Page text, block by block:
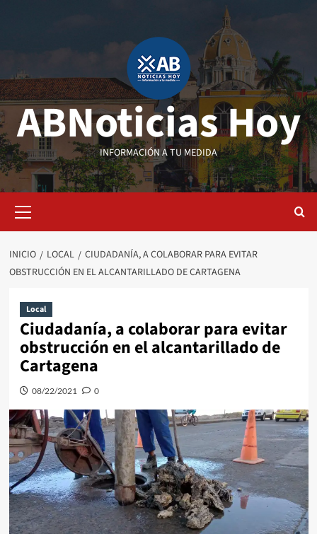
ABNoticias Hoy
INFORMACIÓN A TU MEDIDA
primario
INICIO LOCAL
CIUDADANÍA, A COLABORAR PARA EVITAR
OBSTRUCCIÓN EN EL ALCANTARILLADO DE CARTAGENA
Local
Ciudadanía, a colaborar para evitar
obstrucción en el alcantarillado de
Cartagena
08/22/2021 0